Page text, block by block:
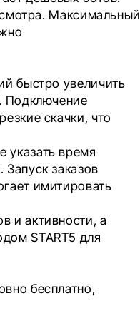
Максимальный
быстро увеличить
Подключение
скачки, что
время
заказов
имитировать
и активности, а
START5 для
бесплатно,